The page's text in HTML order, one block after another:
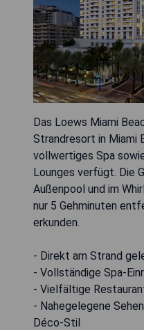
Das Loews Miami
Strandresort in Miami
vollwertiges Spa
Lounges verfügt. Die
Außenpool und im
nur 5 Gehminuten
erkunden.
- Direkt am Strand
- Vollständige Spa-
- Vielfältige
- Nahegelegene
Déco-Stil